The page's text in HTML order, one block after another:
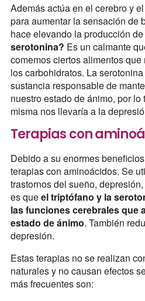
Además actúa en el cerebro y
para aumentar la sensación de
hace elevando la producción
serotonina? Es un calmante
comemos ciertos alimentos
los carbohidratos. La
sustancia responsable de
nuestro estado de ánimo, por
misma nos llevaría a la
Terapias con
Debido a su enormes
terapias con aminoácidos. Se
trastornos del sueño,
es queel triptófano y la
las funciones cerebrales que
estado de ánimo. También
depresión.
Estas terapias no se realizan
naturales y no causan efectos
más frecuentes son: